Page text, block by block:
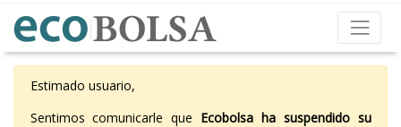
Estimado usuario,
Sentimos comunicarle que Ecobolsa ha suspendido su